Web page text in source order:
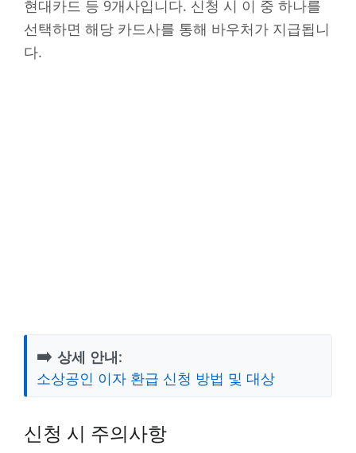
현대카드 등 9개사입니다. 신청 시 이 중 하나를
선택하면 해당 카드사를 통해 바우처가 지급됩니
다.
➡️ 상세 안내:
소상공인 이자 환급 신청 방법 및 대상
신청 시 주의사항